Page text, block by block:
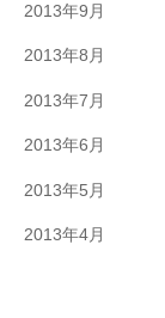
2013年9月
2013年8月
2013年7月
2013年6月
2013年5月
2013年4月